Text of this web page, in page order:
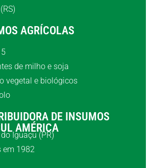
AGRÍCOLAS
de milho e soja
vegetal e biológicos
DE INSUMOS
AMÉRICA
Iguaçu (PR)
em 1982